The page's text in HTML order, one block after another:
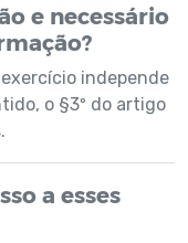
e necessário
independe
o §3º do artigo
a esses